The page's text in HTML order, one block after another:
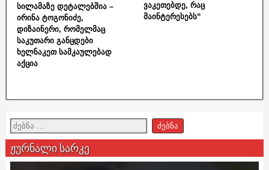
სილამაზე დეტალებშია –
ირინა ტოგონიძე,
დიზაინერი, რომელმაც
საკუთარი განცდები
ხელნაკეთ სამკაულებად
აქცია
ვაკეთებდე, რაც
მაინტერესებს“
ჟურნალი სარკე